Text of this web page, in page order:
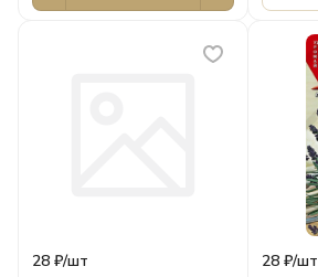
28 ₽/шт
28 ₽/шт